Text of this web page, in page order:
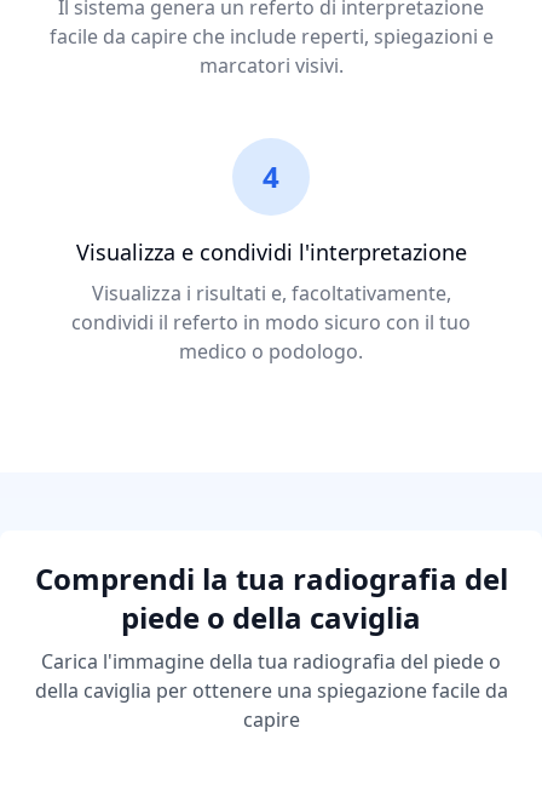
Il sistema genera un referto di interpretazione
facile da capire che include reperti, spiegazioni e
marcatori visivi.
4
Visualizza e condividi l'interpretazione
Visualizza i risultati e, facoltativamente,
condividi il referto in modo sicuro con il tuo
medico o podologo.
Comprendi la tua radiografia del
piede o della caviglia
Carica l'immagine della tua radiografia del piede o
della caviglia per ottenere una spiegazione facile da
capire